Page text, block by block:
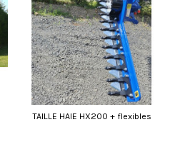
TAILLE HAIE HX200 + flexibles